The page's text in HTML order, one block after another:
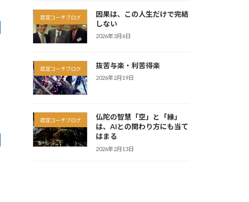
認定コーチブログ
因果は、この人生だけで完結
しない
2026年3月6日
認定コーチブログ 抜苦与楽・利苦得楽
2026年2月19日
認定コーチブログ
仏陀の智慧「空」と「縁」
は、AIとの関わり方にも当て
はまる
2026年2月13日